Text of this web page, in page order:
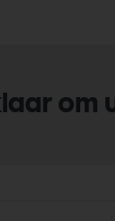
om